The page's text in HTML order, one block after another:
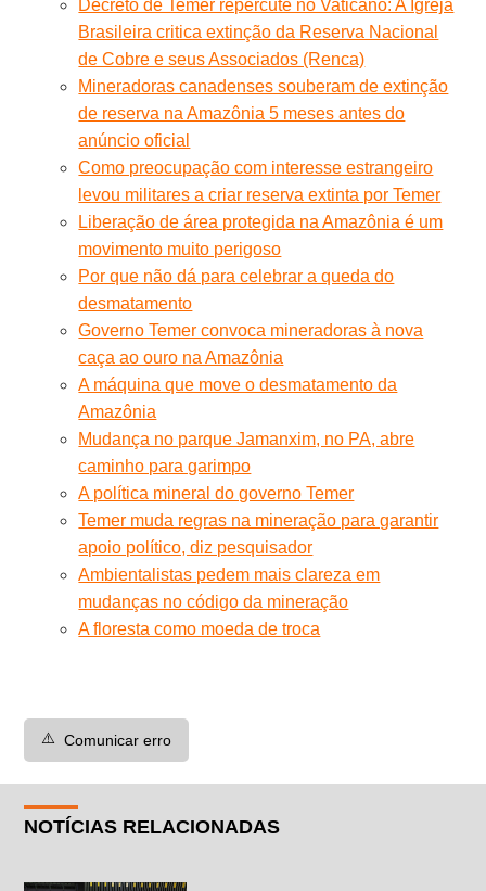
Decreto de Temer repercute no Vaticano: A Igreja
Brasileira critica extinção da Reserva Nacional
de Cobre e seus Associados (Renca)
Mineradoras canadenses souberam de extinção
de reserva na Amazônia 5 meses antes do
anúncio oficial
Como preocupação com interesse estrangeiro
levou militares a criar reserva extinta por Temer
Liberação de área protegida na Amazônia é um
movimento muito perigoso
Por que não dá para celebrar a queda do
desmatamento
Governo Temer convoca mineradoras à nova
caça ao ouro na Amazônia
A máquina que move o desmatamento da
Amazônia
Mudança no parque Jamanxim, no PA, abre
caminho para garimpo
A política mineral do governo Temer
Temer muda regras na mineração para garantir
apoio político, diz pesquisador
Ambientalistas pedem mais clareza em
mudanças no código da mineração
A floresta como moeda de troca
⚠️ Comunicar erro
NOTÍCIAS RELACIONADAS